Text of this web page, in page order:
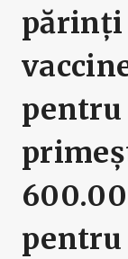
părinți
pentru
pentru